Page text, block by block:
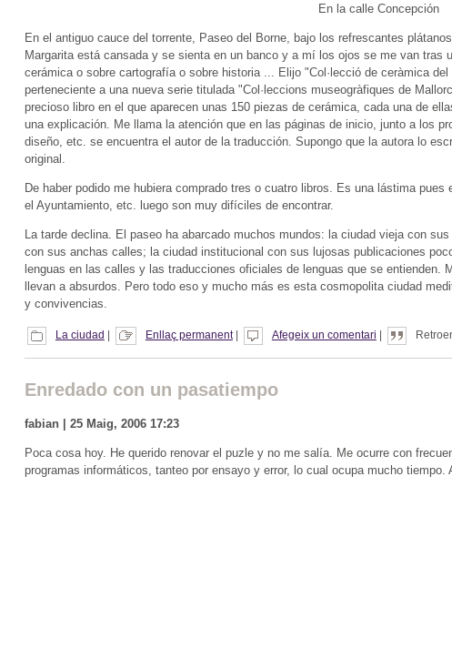
En la calle Concepción
En el antiguo cauce del torrente, Paseo del Borne, bajo los refrescantes
Margarita está cansada y se sienta en un banco y a mí los ojos se me van tras
cerámica o sobre cartografía o sobre historia ... Elijo "Col·lecció de ceràmica
perteneciente a una nueva serie titulada "Col·leccions museogràfiques de
precioso libro en el que aparecen unas 150 piezas de cerámica, cada una de
una explicación. Me llama la atención que en las páginas de inicio, junto a los
diseño, etc. se encuentra el autor de la traducción. Supongo que la autora lo
original.
De haber podido me hubiera comprado tres o cuatro libros. Es una lástima
el Ayuntamiento, etc. luego son muy difíciles de encontrar.
La tarde declina. El paseo ha abarcado muchos mundos: la ciudad vieja con
con sus anchas calles; la ciudad institucional con sus lujosas publicaciones
lenguas en las calles y las traducciones oficiales de lenguas que se entienden.
llevan a absurdos. Pero todo eso y mucho más es esta cosmopolita ciudad
y convivencias.
La ciudad | Enllaç permanent| Afegeix un comentari |
Enredado con un pasatiempo
fabian | 25 Maig, 2006 17:23
Poca cosa hoy. He querido renovar el puzle y no me salía. Me ocurre con
programas informáticos, tanteo por ensayo y error, lo cual ocupa mucho